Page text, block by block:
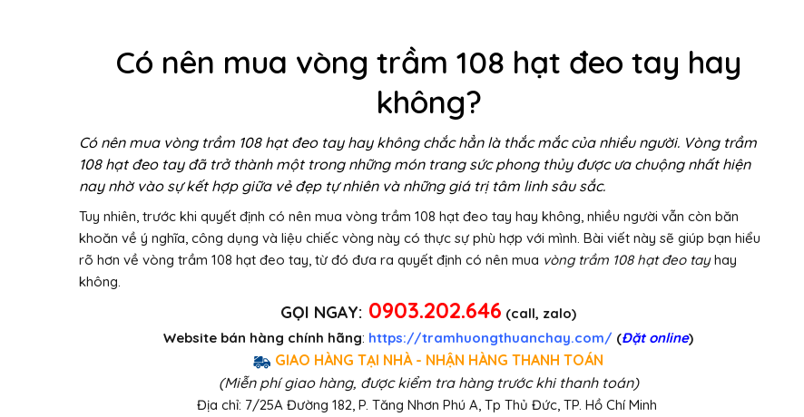
Có nên mua vòng trầm 108 hạt đeo tay hay
không?
Có nên mua vòng trầm 108 hạt đeo tay hay không chắc hẳn là thắc mắc của nhiều người. Vòng trầm
108 hạt đeo tay đã trở thành một trong những món trang sức phong thủy được ưa chuộng nhất hiện
nay nhờ vào sự kết hợp giữa vẻ đẹp tự nhiên và những giá trị tâm linh sâu sắc.
Tuy nhiên, trước khi quyết định có nên mua vòng trầm 108 hạt đeo tay hay không, nhiều người vẫn còn băn
khoăn về ý nghĩa, công dụng và liệu chiếc vòng này có thực sự phù hợp với mình. Bài viết này sẽ giúp bạn hiểu
rõ hơn về vòng trầm 108 hạt đeo tay, từ đó đưa ra quyết định có nên mua vòng trầm 108 hạt đeo tayhay
không.
GỌI NGAY: 0903.202.646 (call, zalo)
Website bán hàng chính hãng: https://tramhuongthuanchay.com/ (Đặt online)
GIAO HÀNG TẠI NHÀ - NHẬN HÀNG THANH TOÁN
(Miễn phí giao hàng, được kiểm tra hàng trước khi thanh toán)
Địa chỉ: 7/25A Đường 182, P. Tăng Nhơn Phú A, Tp Thủ Đức, TP. Hồ Chí Minh